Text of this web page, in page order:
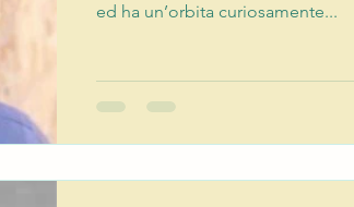
ed ha un’orbita curiosamente...